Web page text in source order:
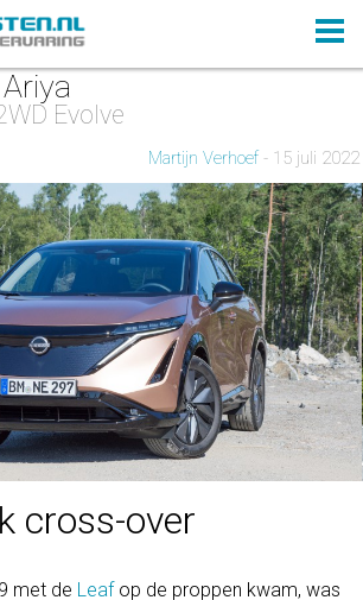
Evolve
Martijn Verhoef - 15 juli 2022
cross-over
met de Leafop de proppen kwam, was